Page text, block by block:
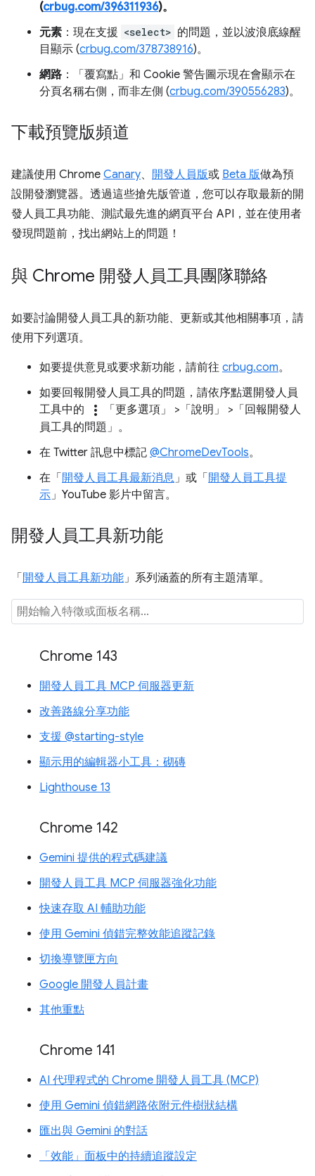
(crbug.com/396311936)。
元素 ：現在支援 <select> 的問題，並以波浪底線醒
目顯示 (crbug.com/378738916)。
網路 ：「覆寫點」和 Cookie 警告圖示現在會顯示在
分頁名稱右側，而非左側 (crbug.com/390556283)。
下載預覽版頻道
建議使用 Chrome Canary、 開發人員版或 Beta 版做為預
設開發瀏覽器。透過這些搶先版管道，您可以存取最新的開
發人員工具功能、測試最先進的網頁平台 API，並在使用者
發現問題前，找出網站上的問題！
與 Chrome 開發人員工具團隊聯絡
如要討論開發人員工具的新功能、更新或其他相關事項，請
使用下列選項。
如要提供意見或要求新功能，請前往 crbug.com。
如要回報開發人員工具的問題，請依序點選開發人員
工具中的
more_vert 「更多選項」 >「說明」
>「回報開發人
員工具的問題」 。
在 Twitter 訊息中標記 @ChromeDevTools。
在「 開發人員工具最新消息」或「 開發人員工具提
示」YouTube 影片中留言。
開發人員工具新功能
「 開發人員工具新功能」系列涵蓋的所有主題清單。
Chrome 143
開發人員工具 MCP 伺服器更新
改善路線分享功能
支援 @starting-style
顯示用的編輯器小工具：砌磚
Lighthouse 13
Chrome 142
Gemini 提供的程式碼建議
開發人員工具 MCP 伺服器強化功能
快速存取 AI 輔助功能
使用 Gemini 偵錯完整效能追蹤記錄
切換導覽匣方向
Google 開發人員計畫
其他重點
Chrome 141
AI 代理程式的 Chrome 開發人員工具 (MCP)
使用 Gemini 偵錯網路依附元件樹狀結構
匯出與 Gemini 的對話
「效能」面板中的持續追蹤設定